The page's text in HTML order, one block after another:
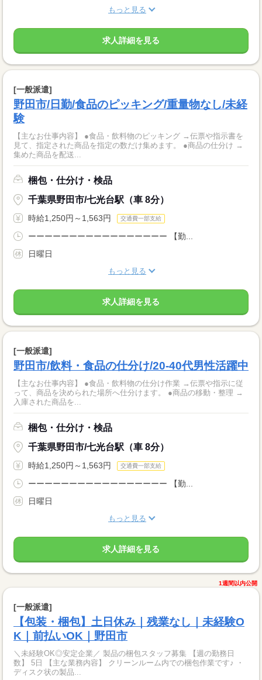
もっと見る
求人詳細を見る
[一般派遣]
野田市/日勤/食品のピッキング/重量物なし/未経
験
【主なお仕事内容】 ●食品・飲料物のピッキング →伝票や指示書を
見て、指定された商品を指定の数だけ集めます。 ●商品の仕分け →
集めた商品を配送...
梱包・仕分け・検品
千葉県野田市/七光台駅（車 8分）
時給1,250円～1,563円 交通費一部支給
ーーーーーーーーーーーーーーーーー 【勤...
日曜日
もっと見る
求人詳細を見る
[一般派遣]
野田市/飲料・食品の仕分け/20-40代男性活躍中
【主なお仕事内容】 ●食品・飲料物の仕分け作業 →伝票や指示に従
って、商品を決められた場所へ仕分けます。 ●商品の移動・整理 →
入庫された商品を...
梱包・仕分け・検品
千葉県野田市/七光台駅（車 8分）
時給1,250円～1,563円 交通費一部支給
ーーーーーーーーーーーーーーーーー 【勤...
日曜日
もっと見る
求人詳細を見る
1週間以内公開
[一般派遣]
【包装・梱包】土日休み｜残業なし｜未経験O
K｜前払いOK｜野田市
＼未経験OK◎安定企業／ 製品の梱包スタッフ募集 【週の勤務日
数】 5日 【主な業務内容】 クリーンルーム内での梱包作業です♪ ・
ディスク状の製品...